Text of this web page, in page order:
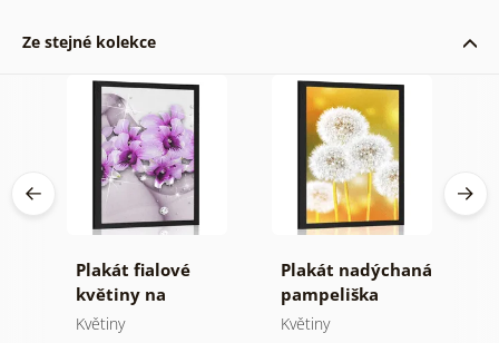
Ze stejné kolekce
Plakát fialové
květiny na
abstraktním
Květiny
Plakát nadýchaná
pampeliška
Květiny